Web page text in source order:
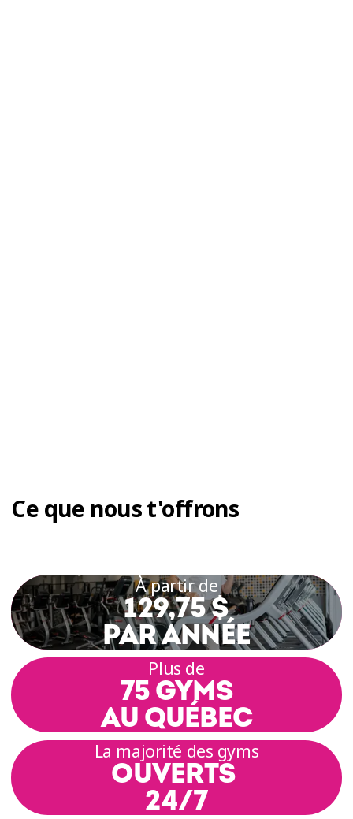
Ce que nous t'offrons
À partir de
129,75 $
PAR ANNÉE
Plus de
75 GYMS
AU QUÉBEC
La majorité des gyms
OUVERTS
24/7